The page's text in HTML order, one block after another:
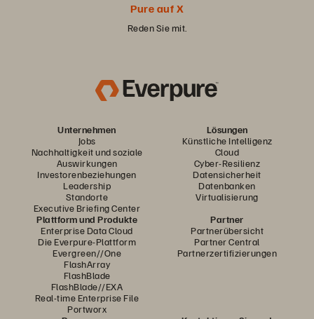
Pure auf X
Reden Sie mit.
Unternehmen
Jobs
Nachhaltigkeit und soziale
Auswirkungen
Investorenbeziehungen
Leadership
Standorte
Executive Briefing Center
Lösungen
Künstliche Intelligenz
Cloud
Cyber-Resilienz
Datensicherheit
Datenbanken
Virtualisierung
Plattform und Produkte
Enterprise Data Cloud
Die Everpure-Plattform
Evergreen//One
FlashArray
FlashBlade
FlashBlade//EXA
Real-time Enterprise File
Portworx
Partner
Partnerübersicht
Partner Central
Partnerzertifizierungen